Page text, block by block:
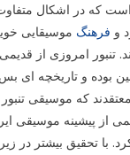
که در اشکال
و فرهنگ موسیقایی
تنبور امروزی از قدیمی
بوده و تاریخچه ای
که موسیقی تنبور
پیشینه موسیقی
تحقیق بیشتر در